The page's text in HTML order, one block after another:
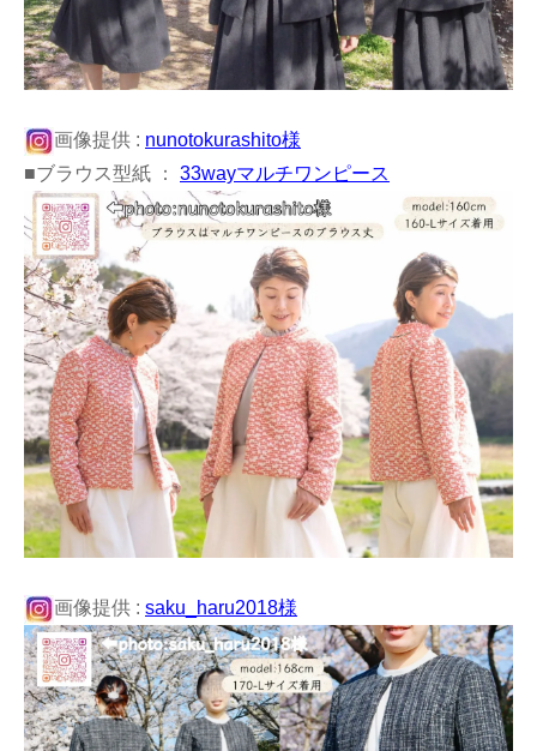
画像提供 : nunotokurashito様
■ブラウス型紙 ： 33wayマルチワンピース
画像提供 : saku_haru2018様